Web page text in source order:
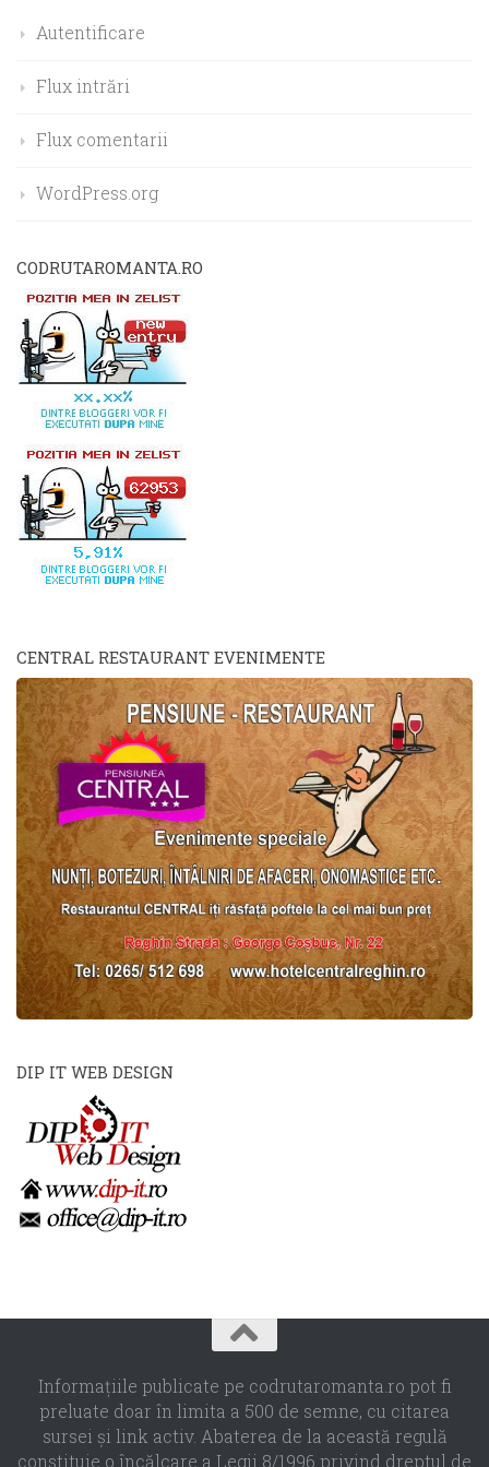
Autentificare
Flux intrări
Flux comentarii
WordPress.org
CODRUTAROMANTA.RO
CENTRAL RESTAURANT EVENIMENTE
DIP IT WEB DESIGN
Informaţiile publicate pe codrutaromanta.ro pot fi
preluate doar în limita a 500 de semne, cu citarea
sursei şi link activ. Abaterea de la această regulă
constituie o încălcare a Legii 8/1996 privind dreptul de